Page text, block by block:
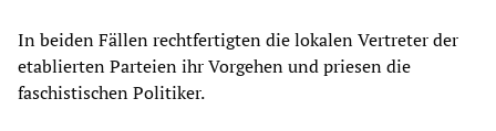
In beiden Fällen rechtfertigten die lokalen Vertreter der
etablierten Parteien ihr Vorgehen und priesen die
faschistischen Politiker.